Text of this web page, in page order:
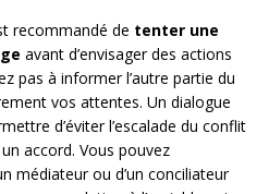
recommandé de tenter une
avant d’envisager des actions
pas à informer l’autre partie du
vos attentes. Un dialogue
d’éviter l’escalade du conflit
accord. Vous pouvez
médiateur ou d’un conciliateur